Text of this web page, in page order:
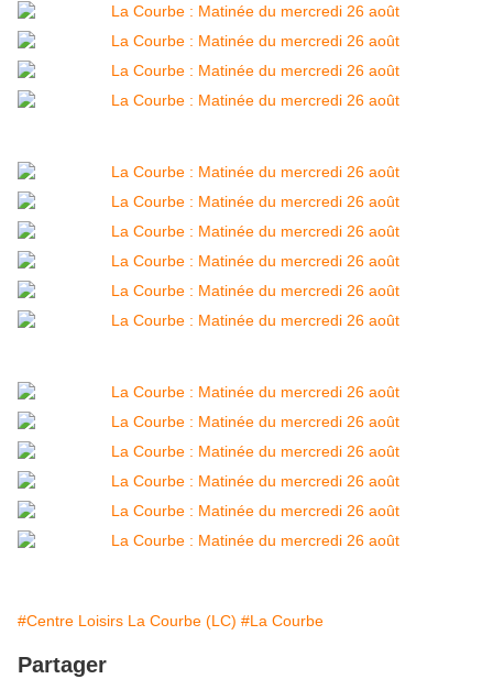
#Centre Loisirs La Courbe (LC) #La Courbe
Partager